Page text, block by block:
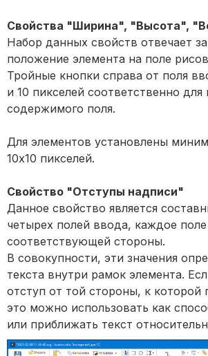
Свойства "Ширина", "Высота",
Набор данных свойств отвечает
положение элемента на поле
Тройные кнопки справа от поля
и 10 пикселей соответственно для
содержимого поля.
Для элементов установлены
10х10 пикселей.
Свойство "Отступы надписи"
Данное свойство является
четырех полей ввода, каждое
соответствующей стороны.
В совокупности, эти значения
текста внутри рамок элемента.
отступ от той стороны, к которой
это можно использовать как
или приближать текст